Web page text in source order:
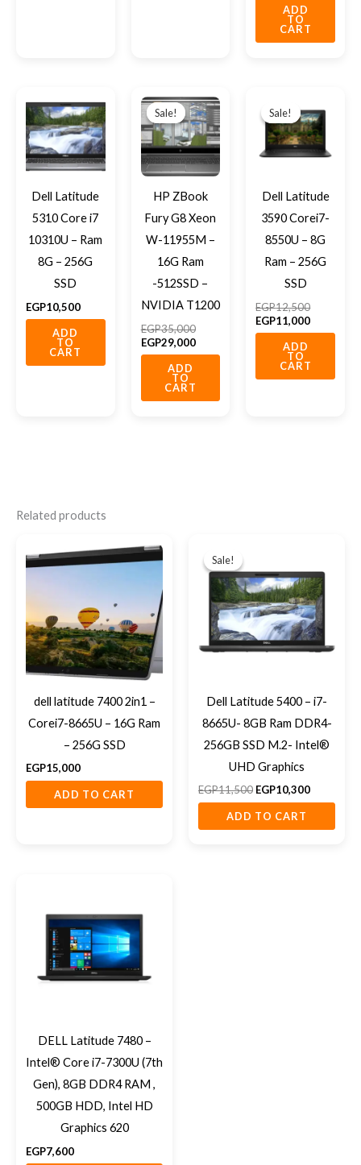
ADD
TO
CART
Dell Latitude
5310 Core i7
10310U – Ram
8G – 256G
SSD
EGP10,500
ADD
TO
CART
Sale!
Sale!
HP ZBook
Fury G8 Xeon
W-11955M –
16G Ram
-512SSD –
NVIDIA T1200
EGP35,000
price
was:
EGP35,000.
EGP29,000
price
is:
EGP29,000.
ADD
TO
CART
Sale!
Sale!
Dell Latitude
3590 Corei7-
8550U – 8G
Ram – 256G
SSD
EGP12,500
was:
EGP11,000
is:
ADD
TO
CART
Related products
dell latitude 7400 2in1 –
Corei7-8665U – 16G Ram
– 256G SSD
EGP15,000
ADD TO CART
Sale!
Sale!
Dell Latitude 5400 – i7-
8665U- 8GB Ram DDR4-
256GB SSD M.2- Intel®
UHD Graphics
EGP11,500
EGP11,500.
EGP10,300
ADD TO CART
DELL Latitude 7480 –
Intel® Core i7-7300U (7th
Gen), 8GB DDR4 RAM ,
500GB HDD, Intel HD
Graphics 620
EGP7,600